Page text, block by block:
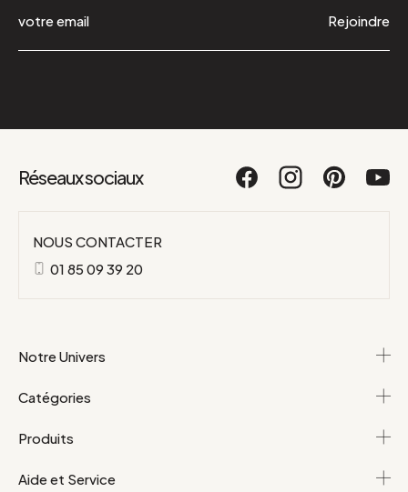
Rejoindre
Réseaux sociaux
NOUS CONTACTER
01 85 09 39 20
Notre Univers
Catégories
Produits
Aide et Service